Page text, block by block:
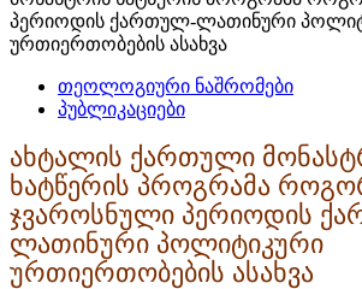
პერიოდის ქართულ-ლათინური
ურთიერთობების ასახვა
თეოლოგიური ნაშრომები
პუბლიკაციები
ახტალის ქართული
ხატწერის პროგრამა
ჯვაროსნული პერიოდის
ლათინური პოლიტიკური
ურთიერთობების ასახვა